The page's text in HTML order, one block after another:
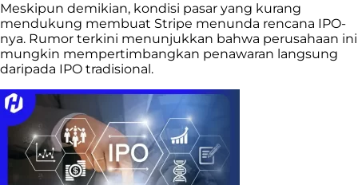
Meskipun demikian, kondisi pasar yang kurang
mendukung membuat Stripe menunda rencana IPO-
nya. Rumor terkini menunjukkan bahwa perusahaan ini
mungkin mempertimbangkan penawaran langsung
daripada IPO tradisional.